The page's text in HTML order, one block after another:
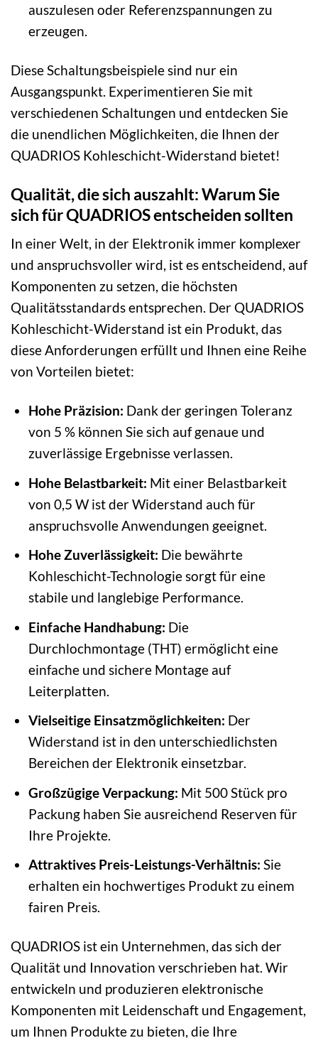
auszulesen oder Referenzspannungen zu
erzeugen.
Diese Schaltungsbeispiele sind nur ein
Ausgangspunkt. Experimentieren Sie mit
verschiedenen Schaltungen und entdecken Sie
die unendlichen Möglichkeiten, die Ihnen der
QUADRIOS Kohleschicht-Widerstand bietet!
Qualität, die sich auszahlt: Warum Sie
sich für QUADRIOS entscheiden sollten
In einer Welt, in der Elektronik immer komplexer
und anspruchsvoller wird, ist es entscheidend, auf
Komponenten zu setzen, die höchsten
Qualitätsstandards entsprechen. Der QUADRIOS
Kohleschicht-Widerstand ist ein Produkt, das
diese Anforderungen erfüllt und Ihnen eine Reihe
von Vorteilen bietet:
Hohe Präzision: Dank der geringen Toleranz
von 5 % können Sie sich auf genaue und
zuverlässige Ergebnisse verlassen.
Hohe Belastbarkeit: Mit einer Belastbarkeit
von 0,5 W ist der Widerstand auch für
anspruchsvolle Anwendungen geeignet.
Hohe Zuverlässigkeit: Die bewährte
Kohleschicht-Technologie sorgt für eine
stabile und langlebige Performance.
Einfache Handhabung: Die
Durchlochmontage (THT) ermöglicht eine
einfache und sichere Montage auf
Leiterplatten.
Vielseitige Einsatzmöglichkeiten: Der
Widerstand ist in den unterschiedlichsten
Bereichen der Elektronik einsetzbar.
Großzügige Verpackung: Mit 500 Stück pro
Packung haben Sie ausreichend Reserven für
Ihre Projekte.
Attraktives Preis-Leistungs-Verhältnis: Sie
erhalten ein hochwertiges Produkt zu einem
fairen Preis.
QUADRIOS ist ein Unternehmen, das sich der
Qualität und Innovation verschrieben hat. Wir
entwickeln und produzieren elektronische
Komponenten mit Leidenschaft und Engagement,
um Ihnen Produkte zu bieten, die Ihre